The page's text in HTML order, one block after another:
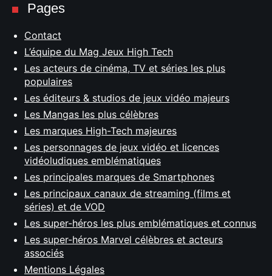
Pages
Contact
L’équipe du Mag Jeux High Tech
Les acteurs de cinéma, TV et séries les plus
populaires
Les éditeurs & studios de jeux vidéo majeurs
Les Mangas les plus célèbres
Les marques High-Tech majeures
Les personnages de jeux vidéo et licences
vidéoludiques emblématiques
Les principales marques de Smartphones
Les principaux canaux de streaming (films et
séries) et de VOD
Les super-héros les plus emblématiques et connus
Les super-héros Marvel célèbres et acteurs
associés
Mentions Légales